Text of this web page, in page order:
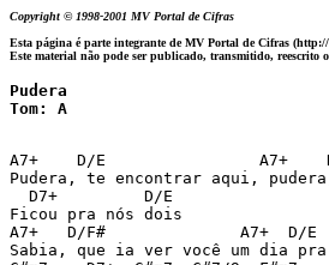
Copyright © 1998-2001 MV Portal de Cifras
Esta página é parte integrante de MV Portal de Cifras
Este material não pode ser publicado, transmitido, reescrito
Pudera
Tom: A
A7+    D/E                A7+
Pudera, te encontrar aqui,
  D7+         D/E
Ficou pra nós dois
A7+   D/F#              A7+  D/
Sabia, que ia ver você um dia pra